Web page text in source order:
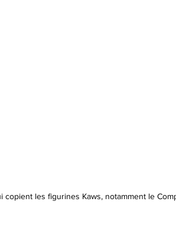
copient les figurines Kaws, notamment le